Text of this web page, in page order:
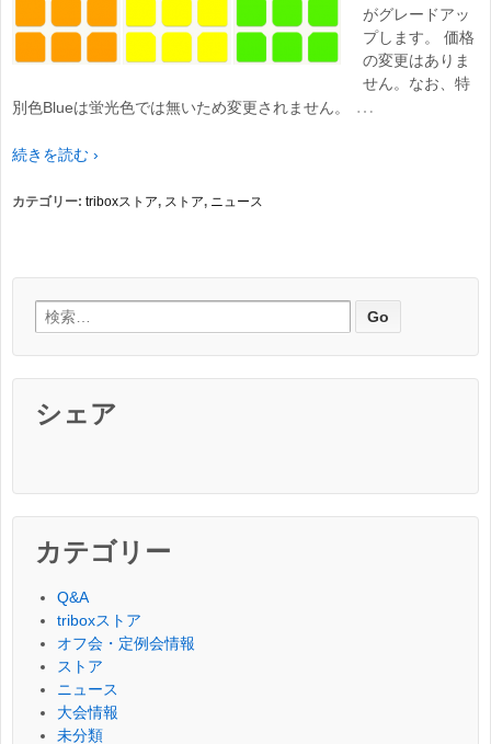
がグレードアッ
プします。 価格
の変更はありま
せん。なお、特
別色Blueは蛍光色では無いため変更されません。
…
続きを読む ›
カテゴリー: triboxストア, ストア, ニュース
検索:
シェア
カテゴリー
Q&A
triboxストア
オフ会・定例会情報
ストア
ニュース
大会情報
未分類